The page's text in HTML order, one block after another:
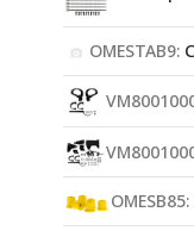
OMESTAB9:
OMESB85: